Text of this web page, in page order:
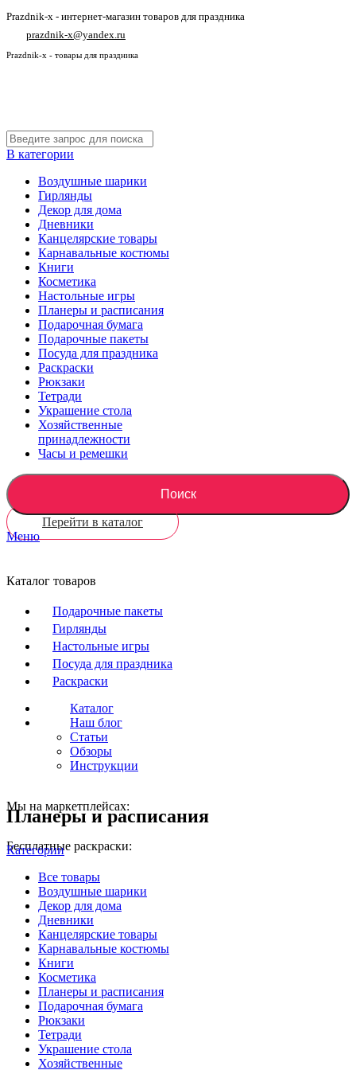
Prazdnik-x - интернет-магазин товаров для праздника
prazdnik-x@yandex.ru
Prazdnik-x - товары для праздника
В категории
Воздушные шарики
Гирлянды
Декор для дома
Дневники
Канцелярские товары
Карнавальные костюмы
Книги
Косметика
Настольные игры
Планеры и расписания
Подарочная бумага
Подарочные пакеты
Посуда для праздника
Раскраски
Рюкзаки
Тетради
Украшение стола
Хозяйственные
принадлежности
Часы и ремешки
Поиск
Перейти в каталог
Меню
Каталог товаров
Подарочные пакеты
Гирлянды
Настольные игры
Посуда для праздника
Раскраски
Каталог
Наш блог
Статьи
Обзоры
Инструкции
Мы на маркетплейсах:
Бесплатные раскраски:
Планеры и расписания
Категории
Все товары
Воздушные шарики
Декор для дома
Дневники
Канцелярские товары
Карнавальные костюмы
Книги
Косметика
Планеры и расписания
Подарочная бумага
Рюкзаки
Тетради
Украшение стола
Хозяйственные